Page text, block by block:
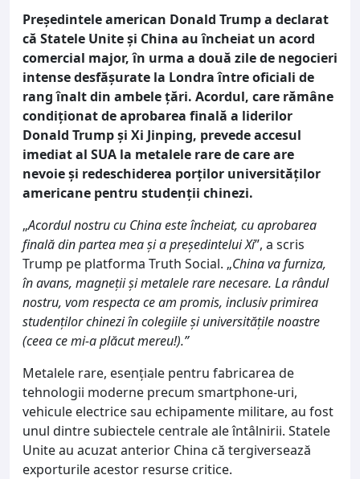
Președintele american Donald Trump a declarat
că Statele Unite și China au încheiat un acord
comercial major, în urma a două zile de negocieri
intense desfășurate la Londra între oficiali de
rang înalt din ambele țări. Acordul, care rămâne
condiționat de aprobarea finală a liderilor
Donald Trump și Xi Jinping, prevede accesul
imediat al SUA la metalele rare de care are
nevoie și redeschiderea porților universităților
americane pentru studenții chinezi.
„Acordul nostru cu China este încheiat, cu aprobarea
finală din partea mea și a președintelui Xi”, a scris
Trump pe platforma Truth Social. „China va furniza,
în avans, magneții și metalele rare necesare. La rândul
nostru, vom respecta ce am promis, inclusiv primirea
studenților chinezi în colegiile și universitățile noastre
(ceea ce mi-a plăcut mereu!).”
Metalele rare, esențiale pentru fabricarea de
tehnologii moderne precum smartphone-uri,
vehicule electrice sau echipamente militare, au fost
unul dintre subiectele centrale ale întâlnirii. Statele
Unite au acuzat anterior China că tergiversează
exporturile acestor resurse critice.